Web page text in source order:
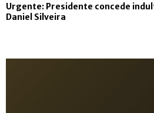
Urgente: Presidente concede
Daniel Silveira